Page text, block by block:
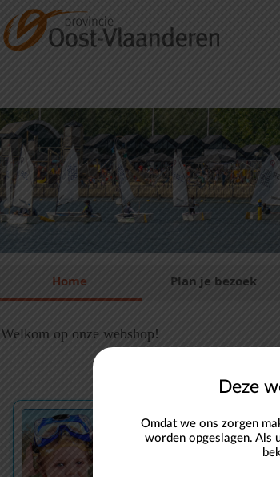
Home Plan je bezoek
Welkom op onze webshop!
Deze
Omdat we ons zorgen
worden opgeslagen. Als